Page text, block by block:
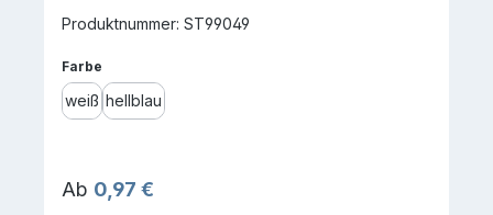
Produktnummer: ST99049
Farbe
weiß hellblau
Regulärer Preis:
Ab 0,97 €